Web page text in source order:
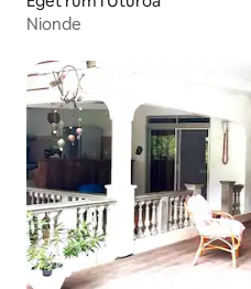
Nionde